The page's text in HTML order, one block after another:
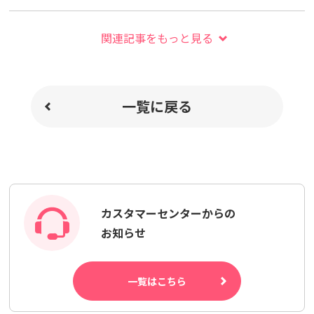
関連記事をもっと見る
一覧に戻る
カスタマーセンターからの
お知らせ
一覧はこちら